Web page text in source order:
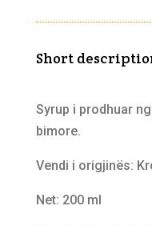
Short
Syrup i prodhuar
bimore.
Vendi i origjinës:
Net: 200 ml